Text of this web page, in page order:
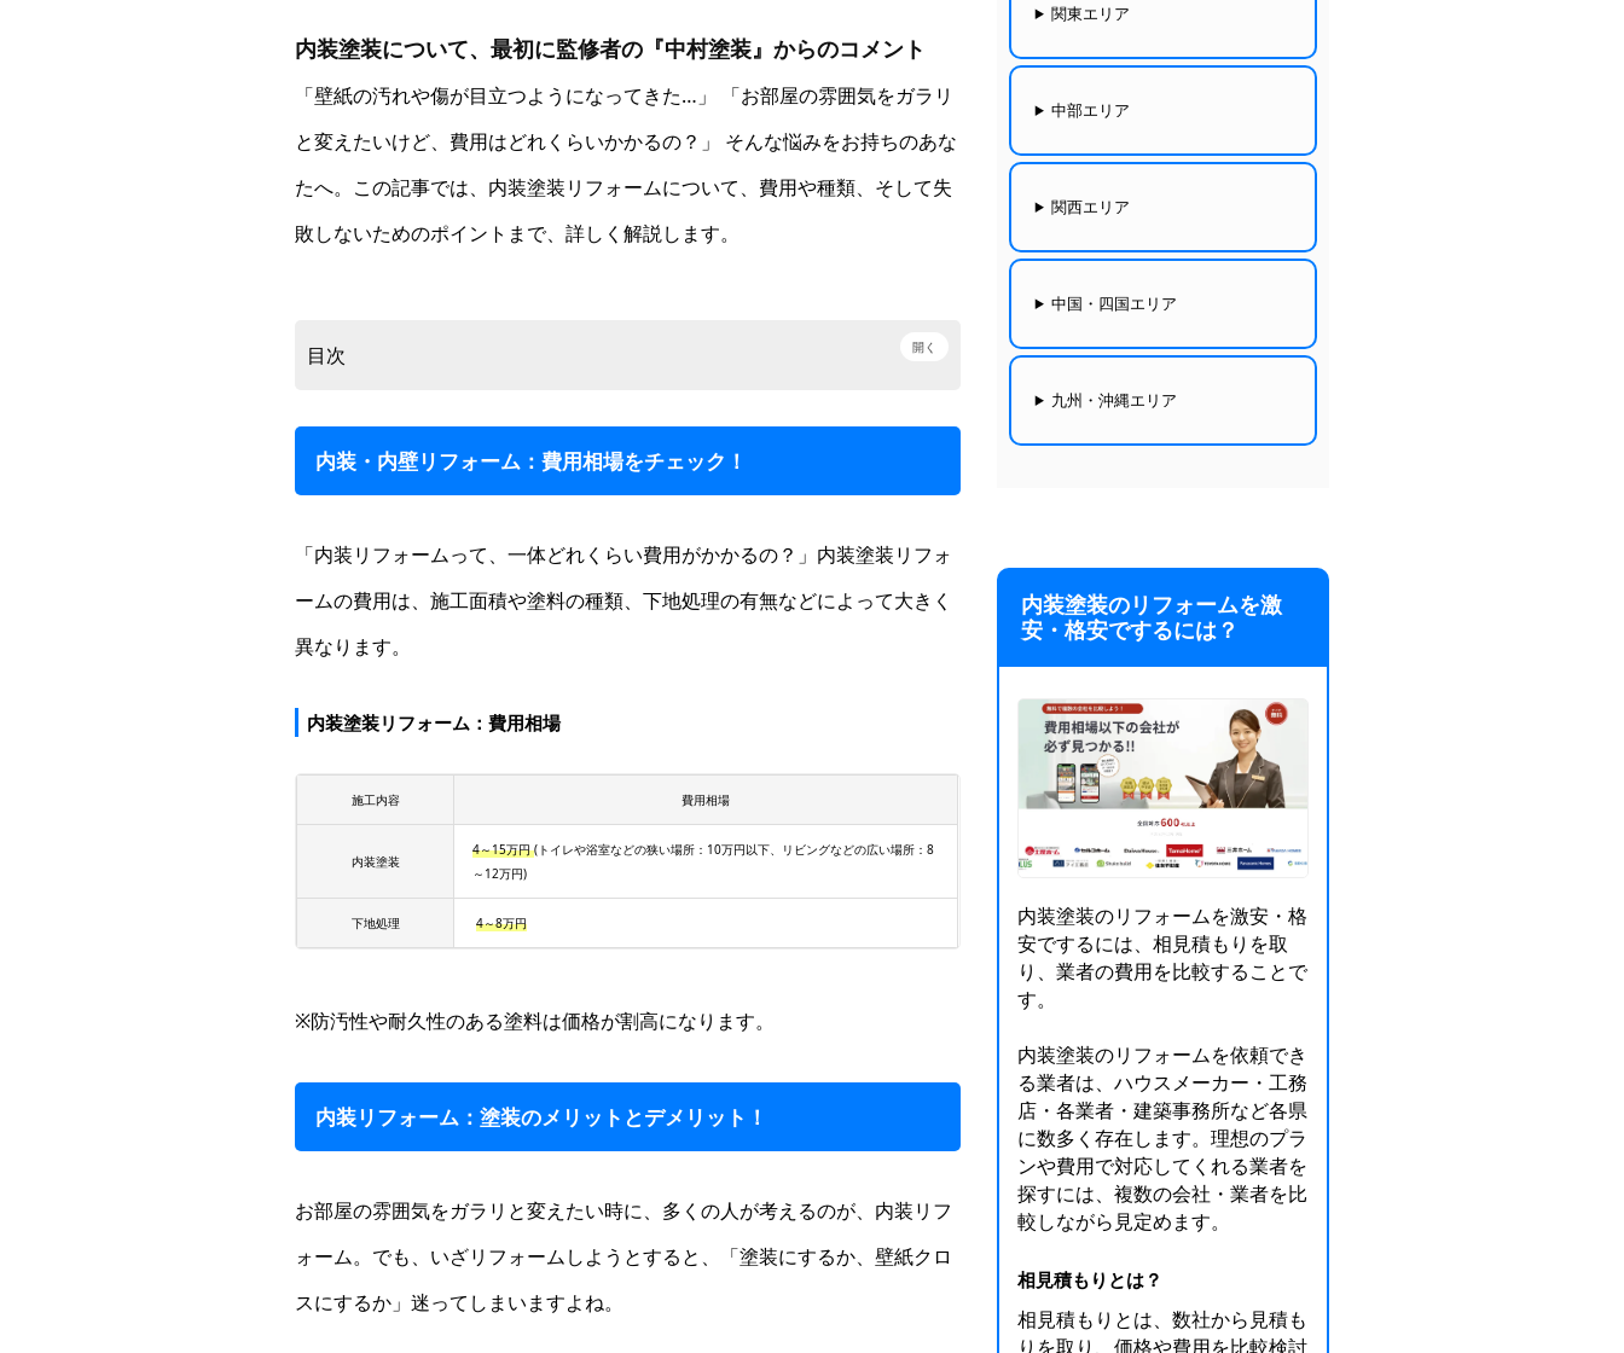
内装塗装について、最初に監修者の『中村塗装』からのコメント
「壁紙の汚れや傷が目立つようになってきた…」 「お部屋の雰囲気をガラリ
と変えたいけど、費用はどれくらいかかるの？」 そんな悩みをお持ちのあな
たへ。この記事では、内装塗装リフォームについて、費用や種類、そして失
敗しないためのポイントまで、詳しく解説します。
目次 開く
内装・内壁リフォーム：費用相場をチェック！
「内装リフォームって、一体どれくらい費用がかかるの？」内装塗装リフォ
ームの費用は、施工面積や塗料の種類、下地処理の有無などによって大きく
異なります。
内装塗装リフォーム：費用相場
施工内容 費用相場
内装塗装
4～15万円(トイレや浴室などの狭い場所：10万円以下、リビングなどの広い場所：8
～12万円)
下地処理 4～8万円
※防汚性や耐久性のある塗料は価格が割高になります。
内装リフォーム：塗装のメリットとデメリット！
お部屋の雰囲気をガラリと変えたい時に、多くの人が考えるのが、内装リフ
ォーム。でも、いざリフォームしようとすると、「塗装にするか、壁紙クロ
スにするか」迷ってしまいますよね。
関東エリア
中部エリア
関西エリア
中国・四国エリア
九州・沖縄エリア
内装塗装のリフォームを激
安・格安でするには？
内装塗装のリフォームを激安・格
安でするには、相見積もりを取
り、業者の費用を比較することで
す。
内装塗装のリフォームを依頼でき
る業者は、ハウスメーカー・工務
店・各業者・建築事務所など各県
に数多く存在します。理想のプラ
ンや費用で対応してくれる業者を
探すには、複数の会社・業者を比
較しながら見定めます。
相見積もりとは？
相見積もりとは、数社から見積も
りを取り、価格や費用を比較検討